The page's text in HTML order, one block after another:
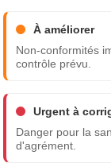
À améliorer
Non-conformités
contrôle prévu.
Urgent à
Danger pour la
d'agrément.